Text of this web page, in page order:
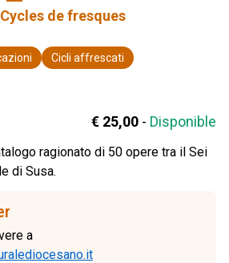
Cycles de fresques
Cicli affrescati
€ 25,00 - Disponible
ragionato di 50 opere tra il Sei
di Susa.
a